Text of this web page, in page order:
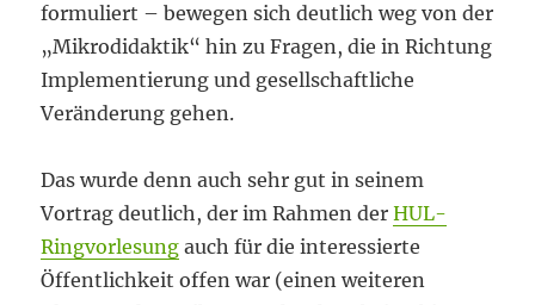
formuliert – bewegen sich deutlich weg von der
„Mikrodidaktik“ hin zu Fragen, die in Richtung
Implementierung und gesellschaftliche
Veränderung gehen.
Das wurde denn auch sehr gut in seinem
Vortrag deutlich, der im Rahmen derHUL-
Ringvorlesung auch für die interessierte
Öffentlichkeit offen war (einen weiteren